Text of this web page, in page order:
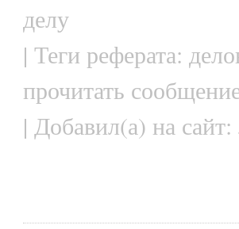
делу
| Теги реферата:
прочитать
| Добавил(а) на сайт: